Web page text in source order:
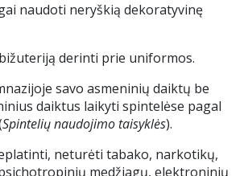
naudoti neryškią dekoratyvinę
derinti prie uniformos.
savo asmeninių daiktų be
daiktus laikyti spintelėse pagal
Spintelių naudojimo taisyklės).
neturėti tabako, narkotikų,
medžiagų, elektroninių